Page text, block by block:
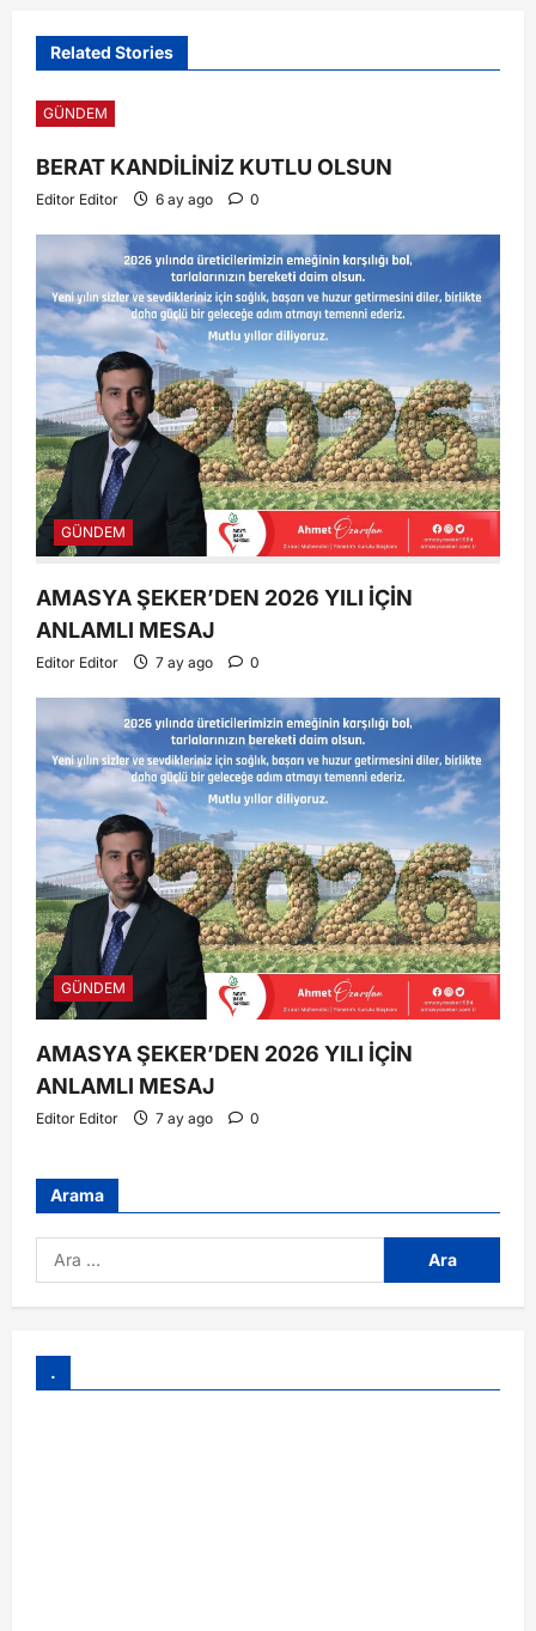
Related Stories
GÜNDEM
BERAT KANDİLİNİZ KUTLU OLSUN
Editor Editor 6 ay ago 0
GÜNDEM
AMASYA ŞEKER’DEN 2026 YILI İÇİN
ANLAMLI MESAJ
Editor Editor 7 ay ago 0
GÜNDEM
AMASYA ŞEKER’DEN 2026 YILI İÇİN
ANLAMLI MESAJ
Editor Editor 7 ay ago 0
Arama
.